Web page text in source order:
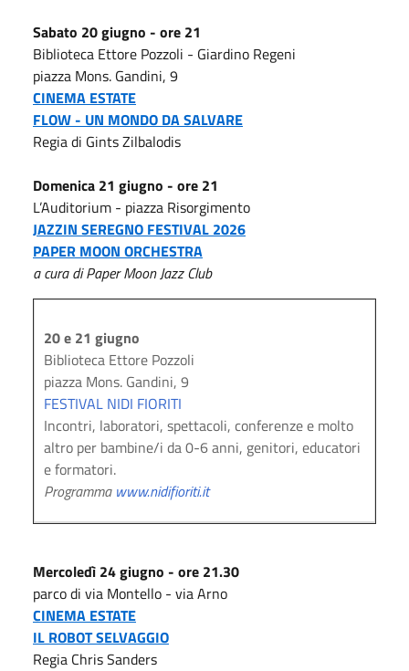
Sabato 20 giugno - ore 21
Biblioteca Ettore Pozzoli - Giardino Regeni
piazza Mons. Gandini, 9
CINEMA ESTATE
FLOW - UN MONDO DA SALVARE
Regia di Gints Zilbalodis
Domenica 21 giugno - ore 21
L’Auditorium - piazza Risorgimento
JAZZIN SEREGNO FESTIVAL 2026
PAPER MOON ORCHESTRA
a cura di Paper Moon Jazz Club
20 e 21 giugno
Biblioteca Ettore Pozzoli
piazza Mons. Gandini, 9
FESTIVAL NIDI FIORITI
Incontri, laboratori, spettacoli, conferenze e molto
altro per bambine/i da 0-6 anni, genitori, educatori
e formatori.
Programma www.nidifioriti.it
Mercoledì 24 giugno - ore 21.30
parco di via Montello - via Arno
CINEMA ESTATE
IL ROBOT SELVAGGIO
Regia Chris Sanders